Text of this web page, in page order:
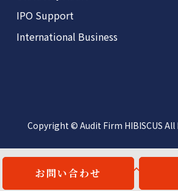
お問い合わせ
IPO Support
International Business
Copyright © Audit Firm HIBISCUS All